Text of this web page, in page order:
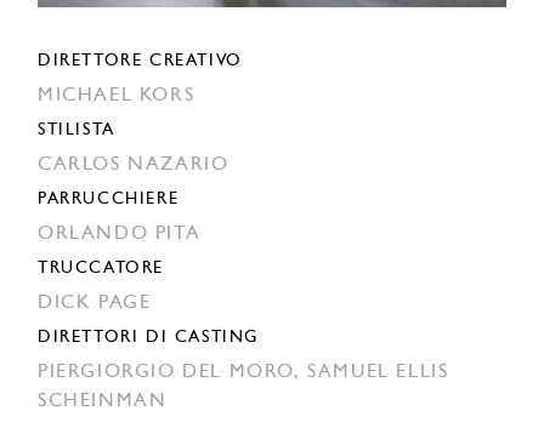
DIRETTORE CREATIVO
MICHAEL KORS
STILISTA
CARLOS NAZARIO
PARRUCCHIERE
ORLANDO PITA
TRUCCATORE
DICK PAGE
DIRETTORI DI CASTING
PIERGIORGIO DEL MORO,SAMUEL ELLIS
SCHEINMAN